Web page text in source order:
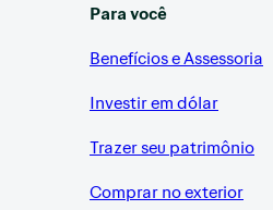
Para você
Benefícios e Assessoria
Investir em dólar
Trazer seu patrimônio
Comprar no exterior